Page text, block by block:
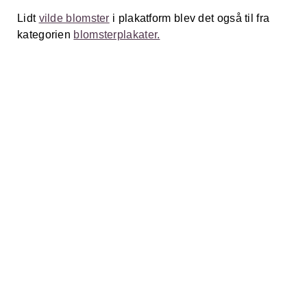
Lidt vilde blomster i plakatform blev det også til fra
kategorien blomsterplakater.